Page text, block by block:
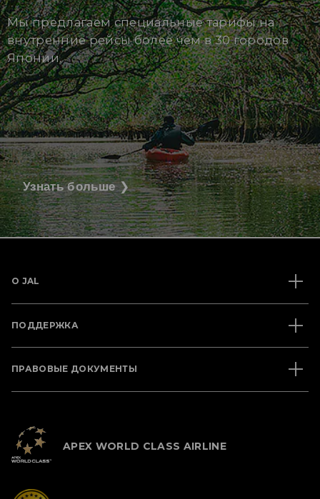
Мы предлагаем специальные тарифы на
внутренние рейсы более чем в 30 городов
Японии.
Узнать больше❯
О JAL
ПОДДЕРЖКА
ПРАВОВЫЕ ДОКУМЕНТЫ
APEX WORLD CLASS AIRLINE